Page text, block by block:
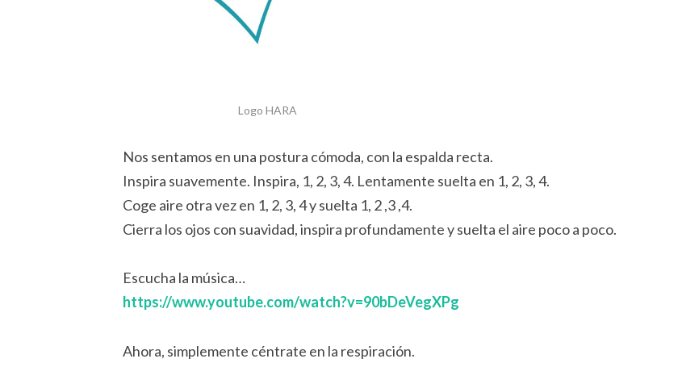
Logo HARA
Nos sentamos en una postura cómoda, con la espalda recta.
Inspira suavemente. Inspira, 1, 2, 3, 4. Lentamente suelta en 1, 2, 3, 4.
Coge aire otra vez en 1, 2, 3, 4 y suelta 1, 2 ,3 ,4.
Cierra los ojos con suavidad, inspira profundamente y suelta el aire poco a poco.
Escucha la música…
https://www.youtube.com/watch?v=90bDeVegXPg
Ahora, simplemente céntrate en la respiración.